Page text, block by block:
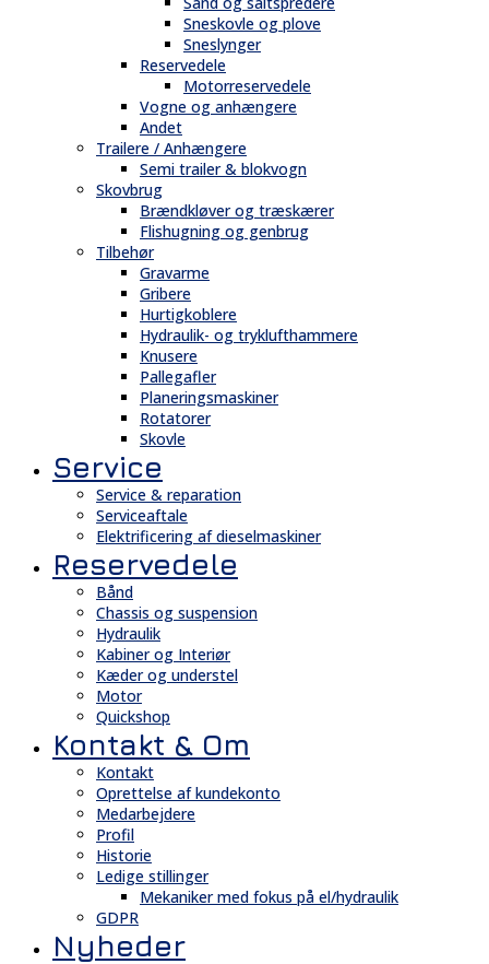
Sneskovle og plove
Sneslynger
Reservedele
Motorreservedele
Vogne og anhængere
Andet
Trailere / Anhængere
Semi trailer & blokvogn
Skovbrug
Brændkløver og træskærer
Flishugning og genbrug
Tilbehør
Gravarme
Gribere
Hurtigkoblere
Hydraulik- og tryklufthammere
Knusere
Pallegafler
Planeringsmaskiner
Rotatorer
Skovle
Service
Service & reparation
Serviceaftale
Elektrificering af dieselmaskiner
Reservedele
Bånd
Chassis og suspension
Hydraulik
Kabiner og Interiør
Kæder og understel
Motor
Quickshop
Kontakt & Om
Kontakt
Oprettelse af kundekonto
Medarbejdere
Profil
Historie
Ledige stillinger
Mekaniker med fokus på el/hydraulik
GDPR
Nyheder